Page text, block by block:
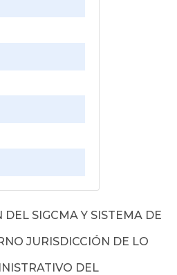
SIGCMA Y SISTEMA DE
JURISDICCIÓN DE LO
DEL